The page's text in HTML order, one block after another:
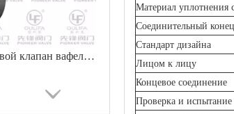
Кованый шаровой клапан вафельного типа с длительным сроком службы
Материал уплотнения
Соединительный конец
Стандарт дизайна
Лицом к лицу
Концевое соединение
Проверка и испытание